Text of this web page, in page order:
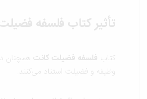
تأثیر کتاب فلسفه
کتاب فلسفه فضیلت کانت همچنان
وظیفه و فضیلت استناد می‌کنند.